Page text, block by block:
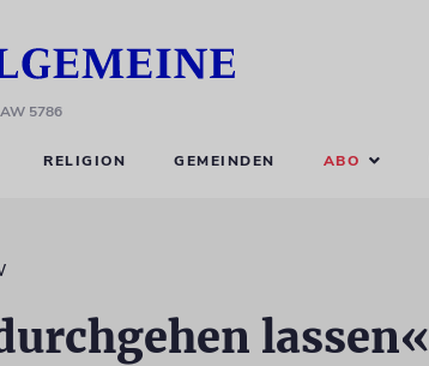
5786
RELIGION GEMEINDEN ABO
lassen«